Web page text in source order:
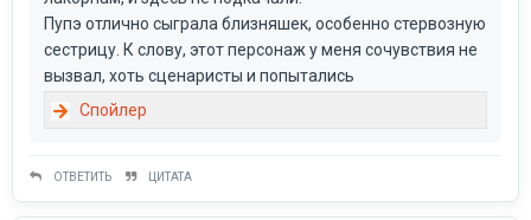
Пупэ отлично сыграла близняшек, особенно стервозную
сестрицу. К слову, этот персонаж у меня сочувствия не
вызвал, хоть сценаристы и попытались
ОТВЕТИТЬ ЦИТАТА